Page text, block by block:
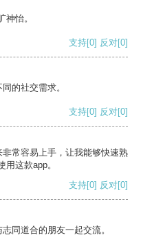
怡。
支持[0] 反对[0]
的社交需求。
支持[0] 反对[0]
常容易上手，让我能够快速熟
这款app。
支持[0] 反对[0]
同道合的朋友一起交流。